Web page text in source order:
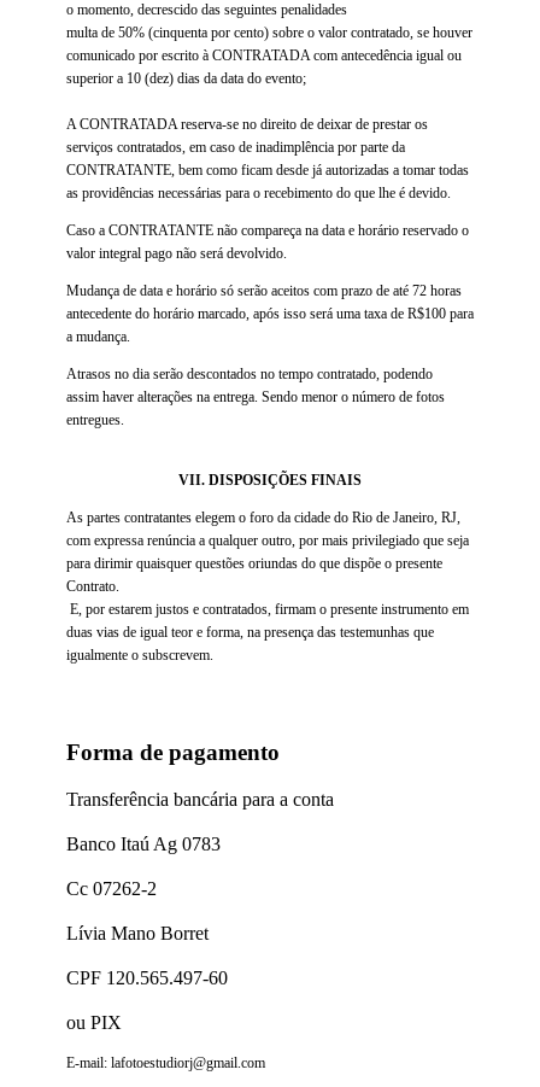
o momento, decrescido das seguintes penalidades
multa de 50% (cinquenta por cento) sobre o valor contratado, se houver
comunicado por escrito à CONTRATADA com antecedência igual ou
superior a 10 (dez) dias da data do evento;
A CONTRATADA reserva-se no direito de deixar de prestar os
serviços contratados, em caso de inadimplência por parte da
CONTRATANTE, bem como ficam desde já autorizadas a tomar todas
as providências necessárias para o recebimento do que lhe é devido.
Caso a CONTRATANTE não compareça na data e horário reservado o
valor integral pago não será devolvido.
Mudança de data e horário só serão aceitos com prazo de até 72 horas
antecedente do horário marcado, após isso será uma taxa de R$100 para
a mudança.
Atrasos no dia serão descontados no tempo contratado, podendo
assim haver alterações na entrega. Sendo menor o número de fotos
entregues.
VII. DISPOSIÇÕES FINAIS
As partes contratantes elegem o foro da cidade do Rio de Janeiro, RJ,
com expressa renúncia a qualquer outro, por mais privilegiado que seja
para dirimir quaisquer questões oriundas do que dispõe o presente
Contrato.
E, por estarem justos e contratados, firmam o presente instrumento em
duas vias de igual teor e forma, na presença das testemunhas que
igualmente o subscrevem.
Forma de pagamento
Transferência bancária para a conta
Banco Itaú Ag 0783
Cc 07262-2
Lívia Mano Borret
CPF 120.565.497-60
ou PIX
E-mail: lafotoestudiorj@gmail.com